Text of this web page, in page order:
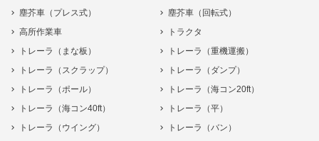
塵芥車（プレス式）
塵芥車（回転式）
高所作業車
トラクタ
トレーラ（まな板）
トレーラ（重機運搬）
トレーラ（スクラップ）
トレーラ（ダンプ）
トレーラ（ポール）
トレーラ（海コン20ft）
トレーラ（海コン40ft）
トレーラ（平）
トレーラ（ウイング）
トレーラ（バン）